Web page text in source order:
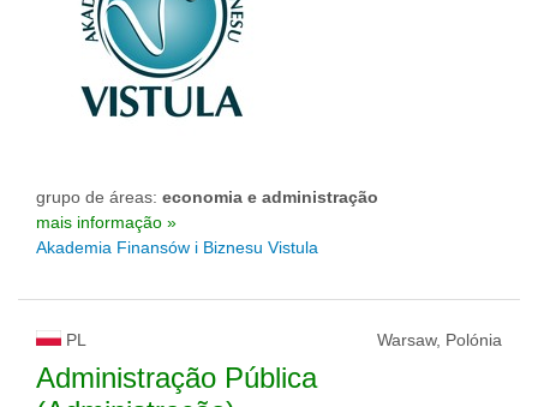
grupo de áreas: economia e administração
mais informação »
Akademia Finansów i Biznesu Vistula
PL Warsaw, Polónia
Administração Pública